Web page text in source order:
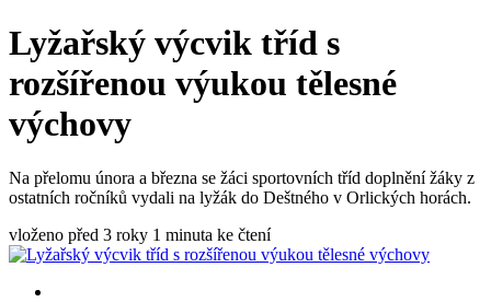
Lyžařský výcvik tříd s
rozšířenou výukou tělesné
výchovy
Na přelomu února a března se žáci sportovních tříd doplnění žáky z
ostatních ročníků vydali na lyžák do Deštného v Orlických horách.
vloženo před 3 roky 1 minuta ke čtení